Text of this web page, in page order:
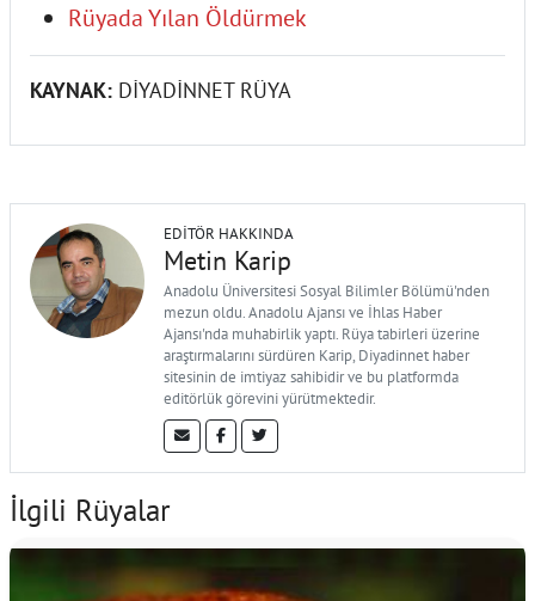
Rüyada Yılan Öldürmek
KAYNAK: DİYADİNNET RÜYA
EDITÖR HAKKINDA
Metin Karip
Anadolu Üniversitesi Sosyal Bilimler Bölümü'nden
mezun oldu. Anadolu Ajansı ve İhlas Haber
Ajansı'nda muhabirlik yaptı. Rüya tabirleri üzerine
araştırmalarını sürdüren Karip, Diyadinnet haber
sitesinin de imtiyaz sahibidir ve bu platformda
editörlük görevini yürütmektedir.
İlgili Rüyalar